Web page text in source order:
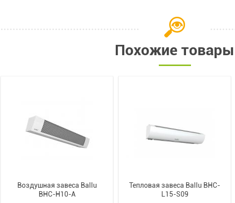
Похожие товары
Воздушная завеса Ballu
BHC-H10-A
Тепловая завеса Ballu BHC-
L15-S09